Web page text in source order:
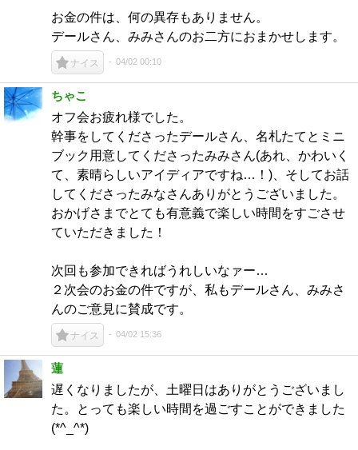
お金の件は、何の異存もありません。
デールさん、みみさんのお二方におまかせします。
ナイス 04/02 00:10
ちゃこ
オフ会お疲れ様でした。
幹事をしてくださったデールさん、名札たてとミニ
ブック用意してくださったみみさん(あれ、かわいく
て、素晴らしいアイディアですね…！)、そしてお話
してくださったみなさんありがとうございました。
おかげさまでとても有意義で楽しい時間をすごさせ
ていただきました！
次回も参加できればうれしいなァー…
２次会のお金の件ですが、私もデールさん、みみさ
んのご意見に賛成です。
ナイス 04/02 15:36
蓮
遅くなりましたが、土曜日はありがとうございまし
た。とっても楽しい時間を過ごすことができました
(*^_^*)